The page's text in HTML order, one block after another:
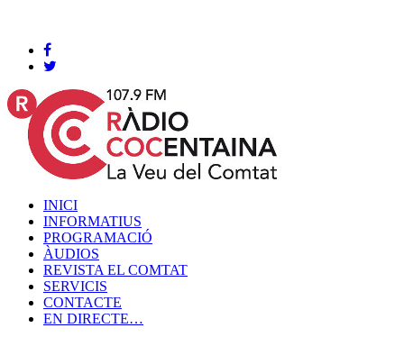
INICI
INFORMATIUS
PROGRAMACIÓ
ÀUDIOS
REVISTA EL COMTAT
SERVICIS
CONTACTE
EN DIRECTE…